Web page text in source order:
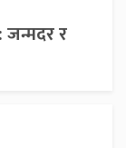
जन्मदर र